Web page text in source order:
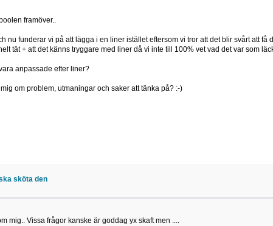
framöver..
funderar vi på att lägga i en liner istället eftersom vi tror att det blir svårt att få
tät + att det känns tryggare med liner då vi inte till 100% vet vad det var som
anpassade efter liner?
om problem, utmaningar och saker att tänka på? :-)
sköta den
mig.. Vissa frågor kanske är goddag yx skaft men ....